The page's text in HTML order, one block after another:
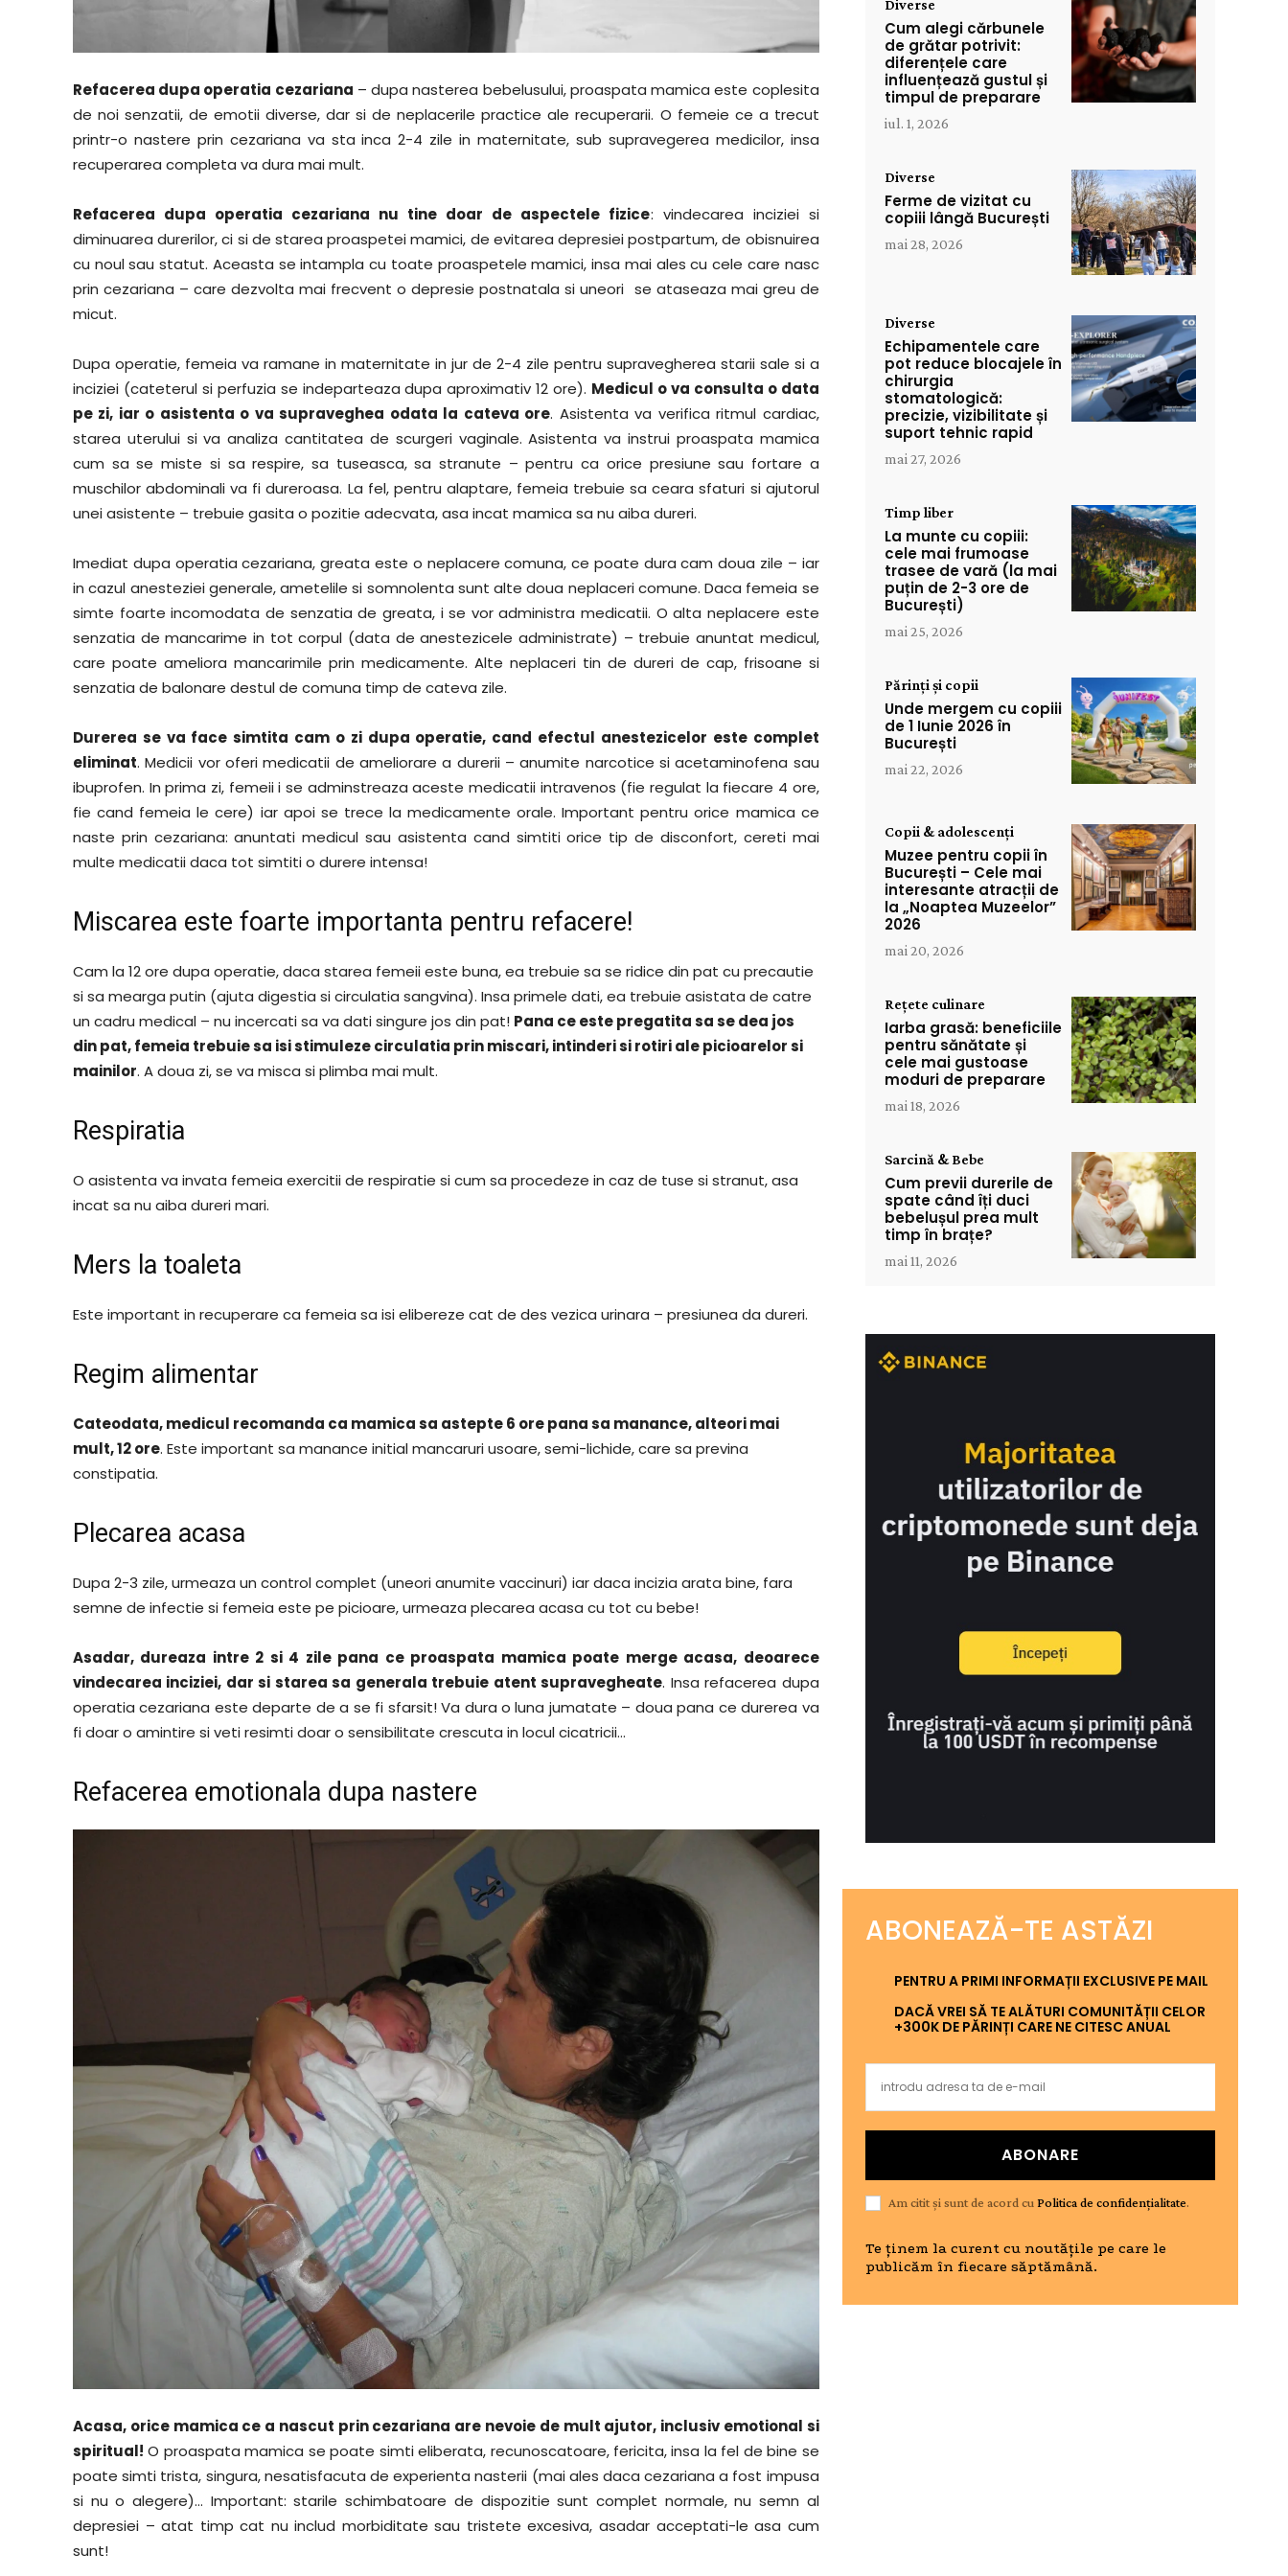
Refacerea dupa operatia cezariana – dupa nasterea bebelusului, proaspata mamica este coplesita
de noi senzatii, de emotii diverse, dar si de neplacerile practice ale recuperarii. O femeie ce a trecut
printr-o nastere prin cezariana va sta inca 2-4 zile in maternitate, sub supravegerea medicilor, insa
recuperarea completa va dura mai mult.
Refacerea dupa operatia cezariana nu tine doar de aspectele fizice: vindecarea inciziei si
diminuarea durerilor, ci si de starea proaspetei mamici, de evitarea depresiei postpartum, de obisnuirea
cu noul sau statut. Aceasta se intampla cu toate proaspetele mamici, insa mai ales cu cele care nasc
prin cezariana – care dezvolta mai frecvent o depresie postnatala si uneori se ataseaza mai greu de
micut.
Dupa operatie, femeia va ramane in maternitate in jur de 2-4 zile pentru supravegherea starii sale si a
inciziei (cateterul si perfuzia se indeparteaza dupa aproximativ 12 ore). Medicul o va consulta o data
pe zi, iar o asistenta o va supraveghea odata la cateva ore. Asistenta va verifica ritmul cardiac,
starea uterului si va analiza cantitatea de scurgeri vaginale. Asistenta va instrui proaspata mamica
cum sa se miste si sa respire, sa tuseasca, sa stranute – pentru ca orice presiune sau fortare a
muschilor abdominali va fi dureroasa. La fel, pentru alaptare, femeia trebuie sa ceara sfaturi si ajutorul
unei asistente – trebuie gasita o pozitie adecvata, asa incat mamica sa nu aiba dureri.
Imediat dupa operatia cezariana, greata este o neplacere comuna, ce poate dura cam doua zile – iar
in cazul anesteziei generale, ametelile si somnolenta sunt alte doua neplaceri comune. Daca femeia se
simte foarte incomodata de senzatia de greata, i se vor administra medicatii. O alta neplacere este
senzatia de mancarime in tot corpul (data de anestezicele administrate) – trebuie anuntat medicul,
care poate ameliora mancarimile prin medicamente. Alte neplaceri tin de dureri de cap, frisoane si
senzatia de balonare destul de comuna timp de cateva zile.
Durerea se va face simtita cam o zi dupa operatie, cand efectul anestezicelor este complet
eliminat. Medicii vor oferi medicatii de ameliorare a durerii – anumite narcotice si acetaminofena sau
ibuprofen. In prima zi, femeii i se adminstreaza aceste medicatii intravenos (fie regulat la fiecare 4 ore,
fie cand femeia le cere) iar apoi se trece la medicamente orale. Important pentru orice mamica ce
naste prin cezariana: anuntati medicul sau asistenta cand simtiti orice tip de disconfort, cereti mai
multe medicatii daca tot simtiti o durere intensa!
Miscarea este foarte importanta pentru refacere!
Cam la 12 ore dupa operatie, daca starea femeii este buna, ea trebuie sa se ridice din pat cu precautie
si sa mearga putin (ajuta digestia si circulatia sangvina). Insa primele dati, ea trebuie asistata de catre
un cadru medical – nu incercati sa va dati singure jos din pat! Pana ce este pregatita sa se dea jos
din pat, femeia trebuie sa isi stimuleze circulatia prin miscari, intinderi si rotiri ale picioarelor si
mainilor. A doua zi, se va misca si plimba mai mult.
Respiratia
O asistenta va invata femeia exercitii de respiratie si cum sa procedeze in caz de tuse si stranut, asa
incat sa nu aiba dureri mari.
Mers la toaleta
Este important in recuperare ca femeia sa isi elibereze cat de des vezica urinara – presiunea da dureri.
Regim alimentar
Cateodata, medicul recomanda ca mamica sa astepte 6 ore pana sa manance, alteori mai
mult, 12 ore. Este important sa manance initial mancaruri usoare, semi-lichide, care sa previna
constipatia.
Plecarea acasa
Dupa 2-3 zile, urmeaza un control complet (uneori anumite vaccinuri) iar daca incizia arata bine, fara
semne de infectie si femeia este pe picioare, urmeaza plecarea acasa cu tot cu bebe!
Asadar, dureaza intre 2 si 4 zile pana ce proaspata mamica poate merge acasa, deoarece
vindecarea inciziei, dar si starea sa generala trebuie atent supravegheate. Insa refacerea dupa
operatia cezariana este departe de a se fi sfarsit! Va dura o luna jumatate – doua pana ce durerea va
fi doar o amintire si veti resimti doar o sensibilitate crescuta in locul cicatricii…
Refacerea emotionala dupa nastere
Acasa, orice mamica ce a nascut prin cezariana are nevoie de mult ajutor, inclusiv emotional si
spiritual! O proaspata mamica se poate simti eliberata, recunoscatoare, fericita, insa la fel de bine se
poate simti trista, singura, nesatisfacuta de experienta nasterii (mai ales daca cezariana a fost impusa
si nu o alegere)… Important: starile schimbatoare de dispozitie sunt complet normale, nu semn al
depresiei – atat timp cat nu includ morbiditate sau tristete excesiva, asadar acceptati-le asa cum
sunt!
Diverse
Cum alegi cărbunele
de grătar potrivit:
diferențele care
influențează gustul și
timpul de preparare
iul. 1, 2026
Diverse
Ferme de vizitat cu
copiii lângă București
mai 28, 2026
Diverse
Echipamentele care
pot reduce blocajele în
chirurgia
stomatologică:
precizie, vizibilitate și
suport tehnic rapid
mai 27, 2026
Timp liber
La munte cu copiii:
cele mai frumoase
trasee de vară (la mai
puțin de 2-3 ore de
București)
mai 25, 2026
Părinți și copii
Unde mergem cu copiii
de 1 Iunie 2026 în
București
mai 22, 2026
Copii & adolescenți
Muzee pentru copii în
București – Cele mai
interesante atracții de
la „Noaptea Muzeelor”
2026
mai 20, 2026
Rețete culinare
Iarba grasă: beneficiile
pentru sănătate și
cele mai gustoase
moduri de preparare
mai 18, 2026
Sarcină & Bebe
Cum previi durerile de
spate când îți duci
bebelușul prea mult
timp în brațe?
mai 11, 2026
ABONEAZĂ-TE ASTĂZI
PENTRU A PRIMI INFORMAȚII EXCLUSIVE PE MAIL
DACĂ VREI SĂ TE ALĂTURI COMUNITĂȚII CELOR
+300K DE PĂRINȚI CARE NE CITESC ANUAL
ABONARE
Am citit și sunt de acord cuPolitica de confidențialitate.
Te ținem la curent cu noutățile pe care le
publicăm în fiecare săptămână.